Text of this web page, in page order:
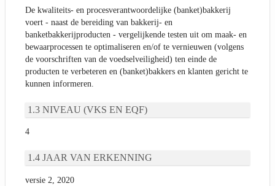
De kwaliteits- en procesverantwoordelijke (banket)bakkerij
voert - naast de bereiding van bakkerij- en
banketbakkerijproducten - vergelijkende testen uit om maak- en
bewaarprocessen te optimaliseren en/of te vernieuwen (volgens
de voorschriften van de voedselveiligheid) ten einde de
producten te verbeteren en (banket)bakkers en klanten gericht te
kunnen informeren.
NIVEAU (VKS EN EQF)
4
JAAR VAN ERKENNING
versie 2, 2020